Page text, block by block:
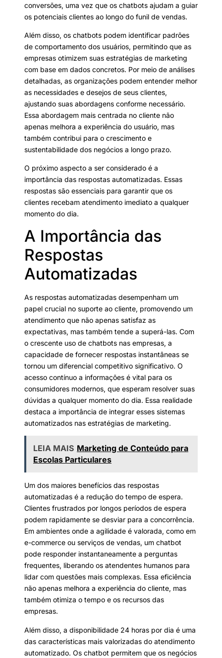
conversões, uma vez que os chatbots ajudam a guiar
os potenciais clientes ao longo do funil de vendas.
Além disso, os chatbots podem identificar padrões
de comportamento dos usuários, permitindo que as
empresas otimizem suas estratégias de marketing
com base em dados concretos. Por meio de análises
detalhadas, as organizações podem entender melhor
as necessidades e desejos de seus clientes,
ajustando suas abordagens conforme necessário.
Essa abordagem mais centrada no cliente não
apenas melhora a experiência do usuário, mas
também contribui para o crescimento e
sustentabilidade dos negócios a longo prazo.
O próximo aspecto a ser considerado é a
importância das respostas automatizadas. Essas
respostas são essenciais para garantir que os
clientes recebam atendimento imediato a qualquer
momento do dia.
A Importância das
Respostas
Automatizadas
As respostas automatizadas desempenham um
papel crucial no suporte ao cliente, promovendo um
atendimento que não apenas satisfaz as
expectativas, mas também tende a superá-las. Com
o crescente uso de chatbots nas empresas, a
capacidade de fornecer respostas instantâneas se
tornou um diferencial competitivo significativo. O
acesso contínuo a informações é vital para os
consumidores modernos, que esperam resolver suas
dúvidas a qualquer momento do dia. Essa realidade
destaca a importância de integrar esses sistemas
automatizados nas estratégias de marketing.
LEIA MAIS Marketing de Conteúdo para
Escolas Particulares
Um dos maiores benefícios das respostas
automatizadas é a redução do tempo de espera.
Clientes frustrados por longos períodos de espera
podem rapidamente se desviar para a concorrência.
Em ambientes onde a agilidade é valorada, como em
e-commerce ou serviços de vendas, um chatbot
pode responder instantaneamente a perguntas
frequentes, liberando os atendentes humanos para
lidar com questões mais complexas. Essa eficiência
não apenas melhora a experiência do cliente, mas
também otimiza o tempo e os recursos das
empresas.
Além disso, a disponibilidade 24 horas por dia é uma
das características mais valorizadas do atendimento
automatizado. Os chatbot permitem que os negócios